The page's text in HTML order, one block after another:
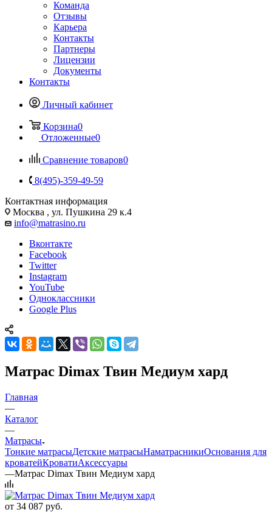
Команда
Отзывы
Карьера
Контакты
Партнеры
Лицензии
Документы
Контакты
Личный кабинет
Корзина0
Отложенные0
Сравнение товаров0
8(495)-359-49-59
Контактная информация
Москва , ул. Пушкина 29 к.4
info@matrasino.ru
Вконтакте
Facebook
Twitter
Instagram
YouTube
Одноклассники
Google Plus
Матрас Dimax Твин Медиум хард
Главная
—
Каталог
—
Матрасы
Тонкие матрасыДетские матрасыНаматрасникиОснования для
кроватейКроватиАксессуары
—Матрас Dimax Твин Медиум хард
от 34 087 руб.